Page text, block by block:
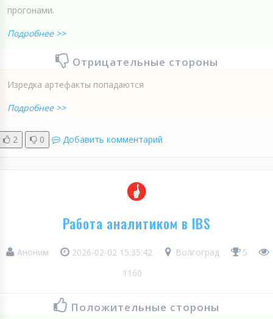
прогонами.
Подробнее >>
Отрицательные стороны
Изредка артефакты попадаются
Подробнее >>
2 0 Добавить комментарий
Работа аналитиком в IBS
Аноним 2026-02-02 15:35:42 Волгоград
5
1160
Положительные стороны